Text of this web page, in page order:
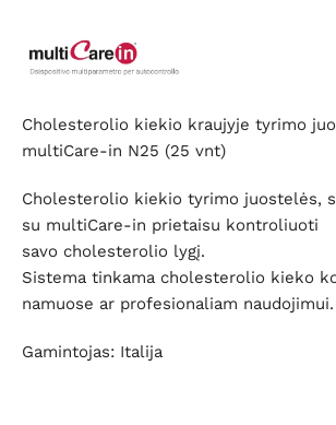
Cholesterolio kiekio kraujyje tyrimo
multiCare-in N25 (25 vnt)
Cholesterolio kiekio tyrimo juostelės,
su multiCare-in prietaisu kontroliuoti
savo cholesterolio lygį.
Sistema tinkama cholesterolio kieko
namuose ar profesionaliam naudojimui.
Gamintojas: Italija